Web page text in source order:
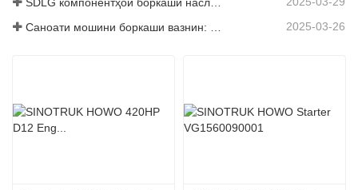
Саноати мошини боркаши вазнин: Энергетика ва содироти нав ҳамчун ронандагони дугоник, ки дар қисмҳои маҳаллӣ корхонаҳои худро суръат бахшанд 2025-03-26